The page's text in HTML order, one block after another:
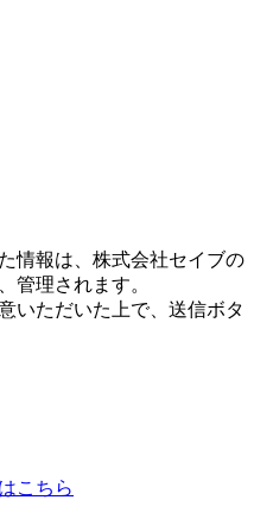
情報は、株式会社セイブの
管理されます。
いただいた上で、送信ボタ
こちら